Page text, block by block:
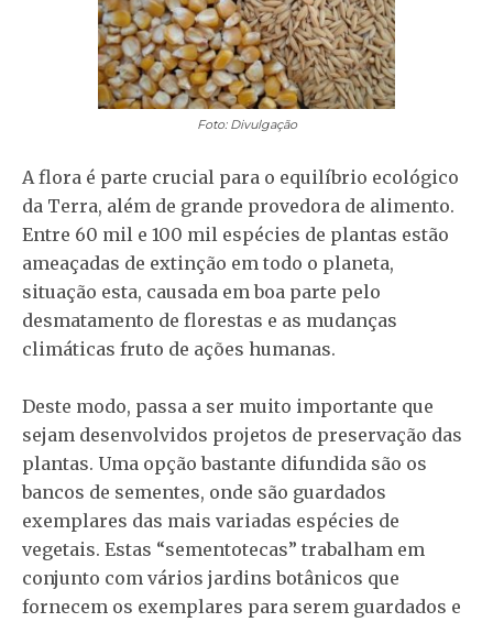
Foto: Divulgação
A flora é parte crucial para o equilíbrio ecológico
da Terra, além de grande provedora de alimento.
Entre 60 mil e 100 mil espécies de plantas estão
ameaçadas de extinção em todo o planeta,
situação esta, causada em boa parte pelo
desmatamento de florestas e as mudanças
climáticas fruto de ações humanas.
Deste modo, passa a ser muito importante que
sejam desenvolvidos projetos de preservação das
plantas. Uma opção bastante difundida são os
bancos de sementes, onde são guardados
exemplares das mais variadas espécies de
vegetais. Estas “sementotecas” trabalham em
conjunto com vários jardins botânicos que
fornecem os exemplares para serem guardados e